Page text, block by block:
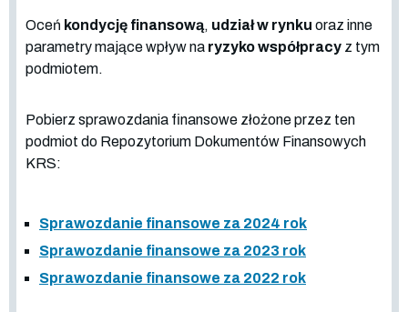
Oceń kondycję finansową, udział w rynku oraz inne
parametry mające wpływ na ryzyko współpracy z tym
podmiotem.
Pobierz sprawozdania finansowe złożone przez ten
podmiot do Repozytorium Dokumentów Finansowych
KRS:
Sprawozdanie finansowe za 2024 rok
Sprawozdanie finansowe za 2023 rok
Sprawozdanie finansowe za 2022 rok